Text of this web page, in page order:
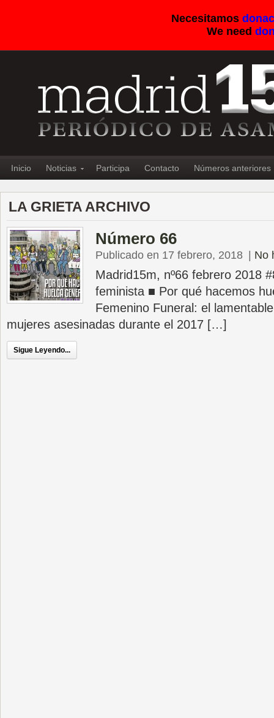
Necesitamos
We need
Inicio Noticias Participa Contacto Números anteriores
LA GRIETA ARCHIVO
Número 66
Publicado en 17 febrero, 2018 No
Madrid15m, nº66 febrero 2018
feminista ■ Por qué hacemos
Femenino Funeral: el
mujeres asesinadas durante el 2017 […]
Sigue Leyendo...